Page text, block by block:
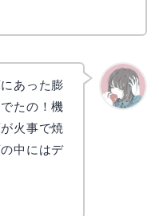
あった膨
たの！機
火事で焼
中にはデ